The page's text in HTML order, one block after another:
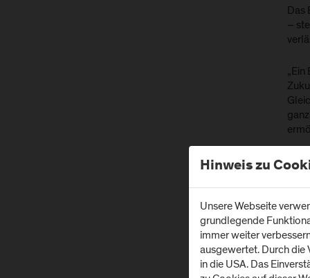
Das
–
Das
Hinweis zu
Unsere Webseite
grundlegende
immer weiter
ausgewertet. Durch die
in die USA. Das